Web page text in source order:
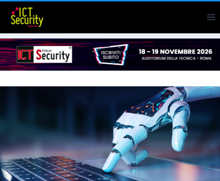
Salta
contenuto